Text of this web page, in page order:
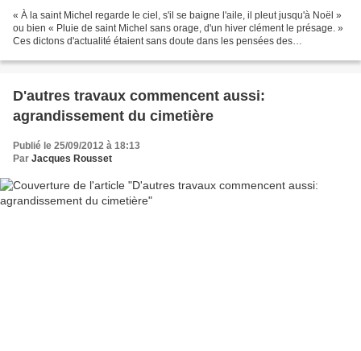
« À la saint Michel regarde le ciel, s'il se baigne l'aile, il pleut jusqu'à Noël »
ou bien « Pluie de saint Michel sans orage, d'un hiver clément le présage. »
Ces dictons d'actualité étaient sans doute dans les pensées des
D'autres travaux commencent aussi:
agrandissement du cimetière
Publié le 25/09/2012 à 18:13
Par Jacques Rousset